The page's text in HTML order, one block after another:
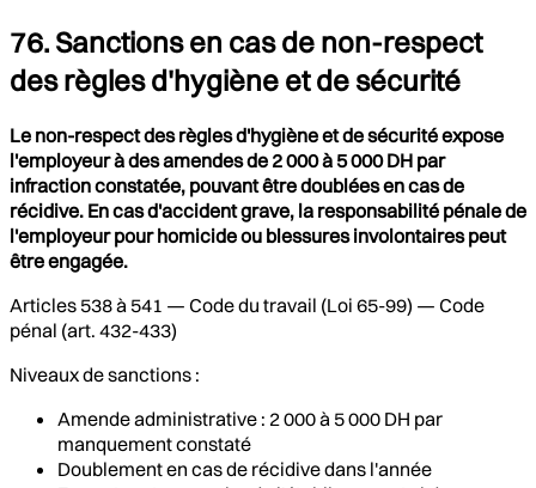
76. Sanctions en cas de non-respect
des règles d'hygiène et de sécurité
Le non-respect des règles d'hygiène et de sécurité expose
l'employeur à des amendes de 2 000 à 5 000 DH par
infraction constatée, pouvant être doublées en cas de
récidive. En cas d'accident grave, la responsabilité pénale de
l'employeur pour homicide ou blessures involontaires peut
être engagée.
Articles 538 à 541 — Code du travail (Loi 65-99) — Code
pénal (art. 432-433)
Niveaux de sanctions :
Amende administrative : 2 000 à 5 000 DH par
manquement constaté
Doublement en cas de récidive dans l'année